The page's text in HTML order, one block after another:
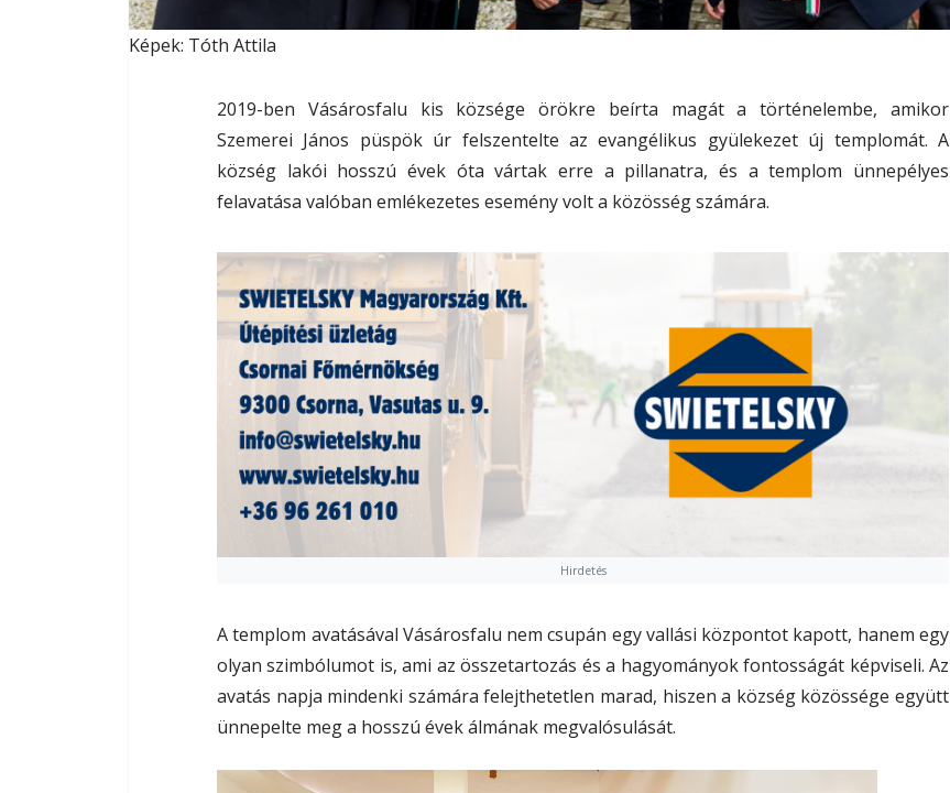
Képek: Tóth Attila
2019-ben Vásárosfalu kis községe örökre beírta magát a történelembe, amikor
Szemerei János püspök úr felszentelte az evangélikus gyülekezet új templomát. A
község lakói hosszú évek óta vártak erre a pillanatra, és a templom ünnepélyes
felavatása valóban emlékezetes esemény volt a közösség számára.
Hirdetés
A templom avatásával Vásárosfalu nem csupán egy vallási központot kapott, hanem egy
olyan szimbólumot is, ami az összetartozás és a hagyományok fontosságát képviseli. Az
avatás napja mindenki számára felejthetetlen marad, hiszen a község közössége együtt
ünnepelte meg a hosszú évek álmának megvalósulását.